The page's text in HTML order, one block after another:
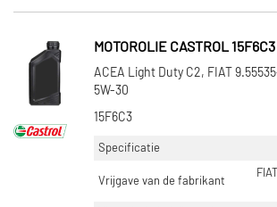
MOTOROLIE CASTROL 15F6C3
ACEA Light Duty C2, FIAT
5W-30
15F6C3
Specificatie
Vrijgave van de fabrikant